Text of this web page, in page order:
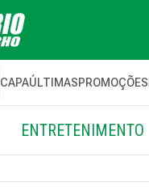
CAPAÚLTIMASPROMOÇÕES
ENTRETENIMENTO